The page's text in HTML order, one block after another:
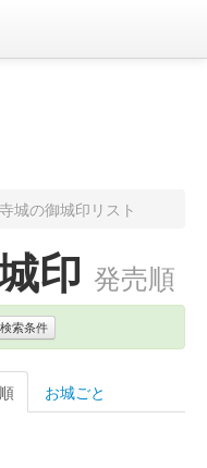
城の御城印リスト
印 発売順
検索条件
お城ごと